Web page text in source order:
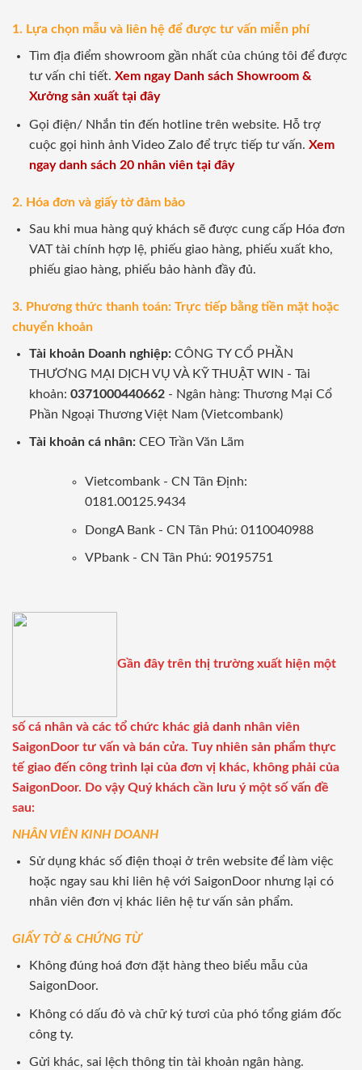
1. Lựa chọn mẫu và liên hệ để được tư vấn miễn phí
Tìm địa điểm showroom gần nhất của chúng tôi để được
tư vấn chi tiết. Xem ngay Danh sách Showroom &
Xưởng sản xuất tại đây
Gọi điện/ Nhắn tin đến hotline trên website. Hỗ trợ
cuộc gọi hình ảnh Video Zalo để trực tiếp tư vấn. Xem
ngay danh sách 20 nhân viên tại đây
2. Hóa đơn và giấy tờ đảm bảo
Sau khi mua hàng quý khách sẽ được cung cấp Hóa đơn
VAT tài chính hợp lệ, phiếu giao hàng, phiếu xuất kho,
phiếu giao hàng, phiếu bảo hành đầy đủ.
3. Phương thức thanh toán: Trực tiếp bằng tiền mặt hoặc
chuyển khoản
Tài khoản Doanh nghiệp:CÔNG TY CỔ PHẦN
THƯƠNG MẠI DỊCH VỤ VÀ KỸ THUẬT WIN - Tài
khoản: 0371000440662- Ngân hàng: Thương Mại Cổ
Phần Ngoại Thương Việt Nam (Vietcombank)
Tài khoản cá nhân: CEO Trần Văn Lãm
Vietcombank - CN Tân Định:
0181.00125.9434
DongA Bank - CN Tân Phú: 0110040988
VPbank - CN Tân Phú: 90195751
Gần đây trên thị trường xuất hiện một
số cá nhân và các tổ chức khác giả danh nhân viên
SaigonDoor tư vấn và bán cửa. Tuy nhiên sản phẩm thực
tế giao đến công trình lại của đơn vị khác, không phải của
SaigonDoor. Do vậy Quý khách cần lưu ý một số vấn đề
sau:
NHÂN VIÊN KINH DOANH
Sử dụng khác số điện thoại ở trên website để làm việc
hoặc ngay sau khi liên hệ với SaigonDoor nhưng lại có
nhân viên đơn vị khác liên hệ tư vấn sản phẩm.
GIẤY TỜ & CHỨNG TỪ
Không đúng hoá đơn đặt hàng theo biểu mẫu của
SaigonDoor.
Không có dấu đỏ và chữ ký tươi của phó tổng giám đốc
công ty.
Gửi khác, sai lệch thông tin tài khoản ngân hàng.